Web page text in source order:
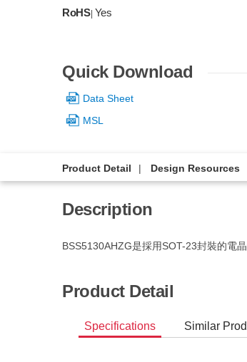
RoHS| Yes
Quick Download
Data Sheet
MSL
Product Detail Design Resources
Description
BSS5130AHZG是採用SOT-23封裝的電
Product Detail
Specifications Similar